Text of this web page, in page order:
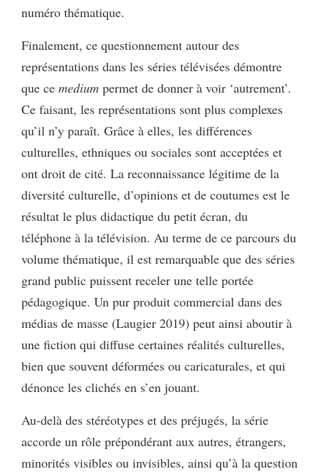
numéro thématique.
Finalement, ce questionnement autour des
représentations dans les séries télévisées démontre
que ce medium permet de donner à voir ‘autrement’.
Ce faisant, les représentations sont plus complexes
qu’il n’y paraît. Grâce à elles, les différences
culturelles, ethniques ou sociales sont acceptées et
ont droit de cité. La reconnaissance légitime de la
diversité culturelle, d’opinions et de coutumes est le
résultat le plus didactique du petit écran, du
téléphone à la télévision. Au terme de ce parcours du
volume thématique, il est remarquable que des séries
grand public puissent receler une telle portée
pédagogique. Un pur produit commercial dans des
médias de masse (Laugier 2019) peut ainsi aboutir à
une fiction qui diffuse certaines réalités culturelles,
bien que souvent déformées ou caricaturales, et qui
dénonce les clichés en s’en jouant.
Au-delà des stéréotypes et des préjugés, la série
accorde un rôle prépondérant aux autres, étrangers,
minorités visibles ou invisibles, ainsi qu’à la question